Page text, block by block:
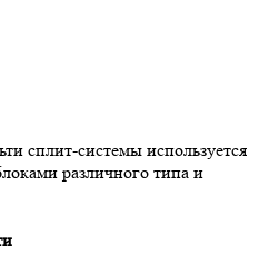
сплит-системы используется
различного типа и